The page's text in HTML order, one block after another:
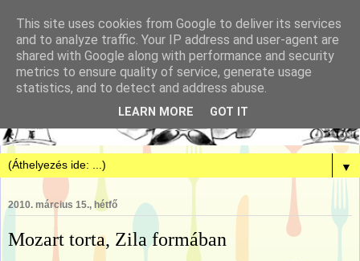
▼
2010. március 15., hétfő
Mozart torta, Zila formában
This site uses cookies from Google to deliver its services
and to analyze traffic. Your IP address and user-agent are
shared with Google along with performance and security
metrics to ensure quality of service, generate usage
statistics, and to detect and address abuse.
LEARN MORE GOT IT